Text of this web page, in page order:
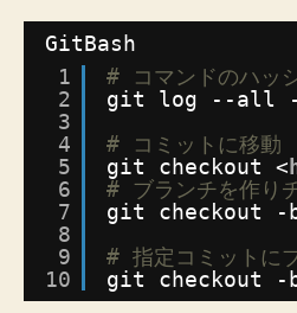
チ
を
や
し
て
派
生
さ
せ
GitBash
1
2
3
4
5
6
7
8
9
10
# コマンドのハッ
git log --all --
# コミットに移動
git checkout <
# ブランチを作り
git checkout -b
# 指定コミットに
git checkout -b